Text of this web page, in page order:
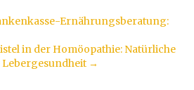
Ernährungsberatung:
in der Homöopathie: Natürliche
→